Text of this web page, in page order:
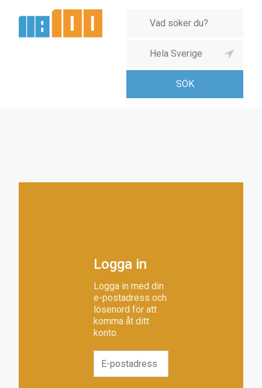
Logga in
Logga in med din
e-postadress och
lösenord för att
komma åt ditt
konto.